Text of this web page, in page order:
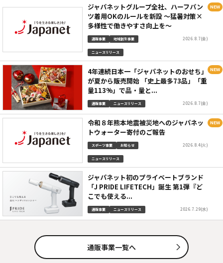
ジャパネットグループ全社、ハーフパン
ツ着用OKのルールを新設 ～猛暑対策×
多様性で働きやすさ向上を～
通販事業 地域創生事業
ニュースリリース
2026.8.7(金)
4年連続日本一「ジャパネットのおせち」
が夏から販売開始 「史上最多73品」「重
量113%」で品・量と...
通販事業 ニュースリリース 2026.8.7(金)
令和８年熊本地震被災地へのジャパネッ
トウォーター寄付のご報告
スポーツ事業 お知らせ
ニュースリリース
2026.8.4(火)
ジャパネット初のプライベートブランド
「J PRIDE LIFETECH」誕生 第1弾『ど
こでも使える...
通販事業 ニュースリリース 2026.7.29(水)
通販事業一覧へ